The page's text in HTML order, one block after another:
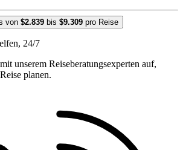
von $2.839 bis $9.309 pro Reise
24/7
unserem Reiseberatungsexperten auf,
planen.